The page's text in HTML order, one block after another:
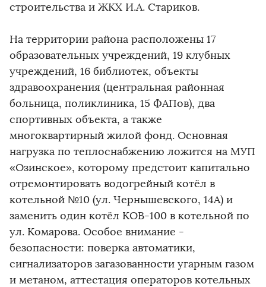
строительства и ЖКХ И.А. Стариков.
На территории района расположены 17
образовательных учреждений, 19 клубных
учреждений, 16 библиотек, объекты
здравоохранения (центральная районная
больница, поликлиника, 15 ФАПов), два
спортивных объекта, а также
многоквартирный жилой фонд. Основная
нагрузка по теплоснабжению ложится на МУП
«Озинское», которому предстоит капитально
отремонтировать водогрейный котёл в
котельной №10 (ул. Чернышевского, 14А) и
заменить один котёл КОВ-100 в котельной по
ул. Комарова. Особое внимание -
безопасности: поверка автоматики,
сигнализаторов загазованности угарным газом
и метаном, аттестация операторов котельных